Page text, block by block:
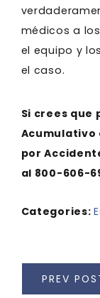
médicos a
el equipo y
el caso.
Si crees que
Acumulativo
por
al 800-606-
Categories:
PREV